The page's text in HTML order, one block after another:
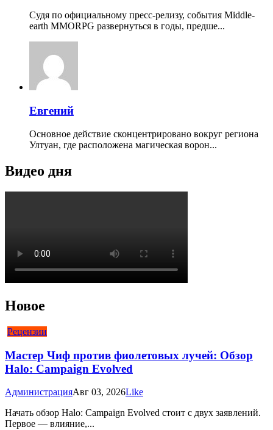
Судя по официальному пресс-релизу, события Middle-
earth MMORPG развернуться в годы, предше...
Евгений
Основное действие сконцентрировано вокруг региона
Ултуан, где расположена магическая ворон...
Видео дня
Новое
Рецензии
Мастер Чиф против фиолетовых лучей: Обзор
Halo: Campaign Evolved
АдминистрацияАвг 03, 2026Like
Начать обзор Halo: Campaign Evolved стоит с двух заявлений.
Первое — влияние,...